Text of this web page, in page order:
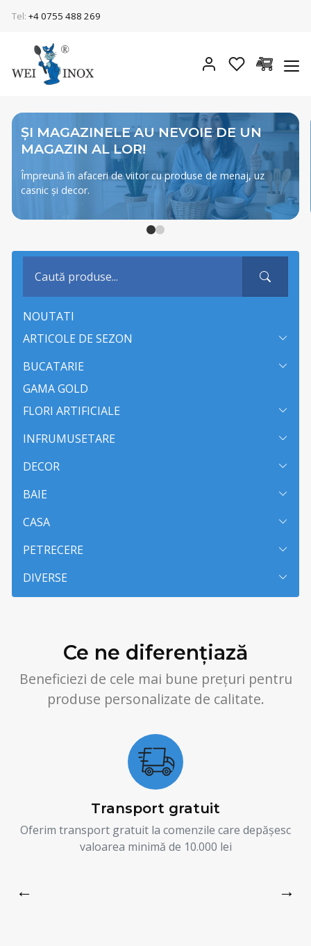
Tel: +4 0755 488 269
ȘI MAGAZINELE AU NEVOIE DE UN
MAGAZIN AL LOR!
Împreună în afaceri de viitor cu produse de menaj, uz
casnic și decor.
NOUTATI
ARTICOLE DE SEZON
BUCATARIE
GAMA GOLD
FLORI ARTIFICIALE
INFRUMUSETARE
DECOR
BAIE
CASA
PETRECERE
DIVERSE
Ce ne diferențiază
Beneficiezi de cele mai bune prețuri pentru
produse personalizate de calitate.
Transport gratuit
Oferim transport gratuit la comenzile care depășesc
valoarea minimă de 10.000 lei
← →